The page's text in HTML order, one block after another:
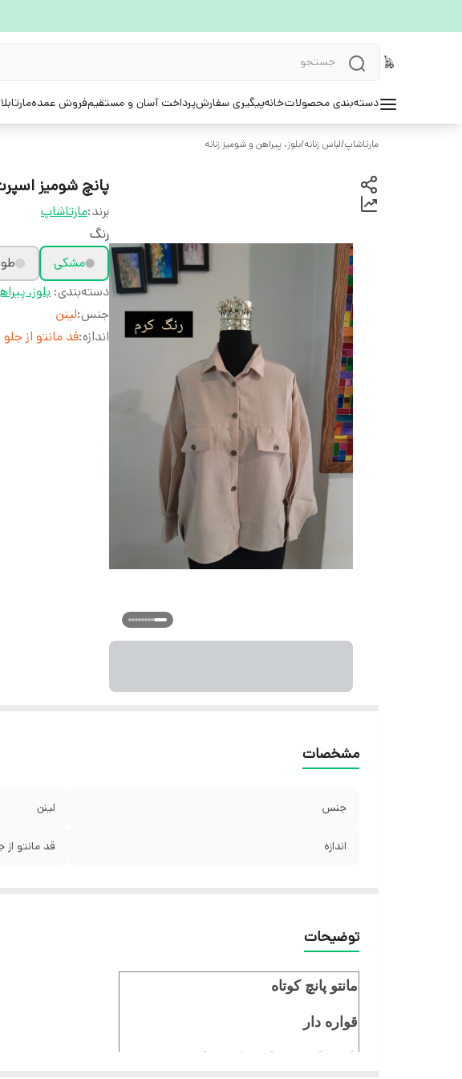
دسته‌بندی محصولاتخانهپیگیری سفارشپرداخت آسان و مستقیمفروش عمده
مارتاشاپ/لباس زنانه/بلوز، پیراهن و شومیز زنانه
پانچ شومیز
برند:مارتاشاپ
رنگ
مشکی
دسته‌بندی: بلوز،
جنس:لینن
اندازه:قد مانتو از جلو ۶۱ از عقب ۶۵ سانت
مشخصات
جنس لینن
اندازه قد مانتو از جلو ۶۱ از عقب
توضیحات
مانتو پانچ کوتاه
قواره دار